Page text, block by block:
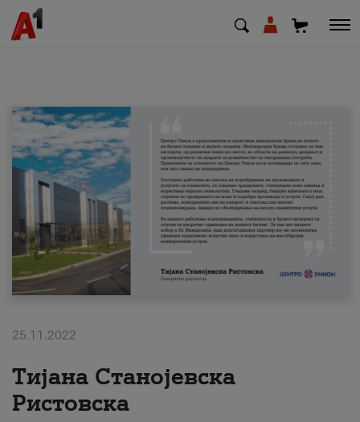
МК EN SQ
Приватни Деловни
Поддршка
За нас
25.11.2022
Тијана Станојевска
Ристовска